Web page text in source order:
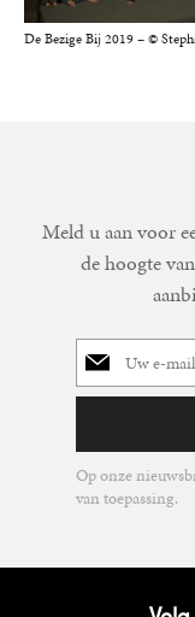
De Bezige Bij 2019 – ©
Meld u aan voor
de hoogte
E-
mailadres
Op onze
van toepassing.